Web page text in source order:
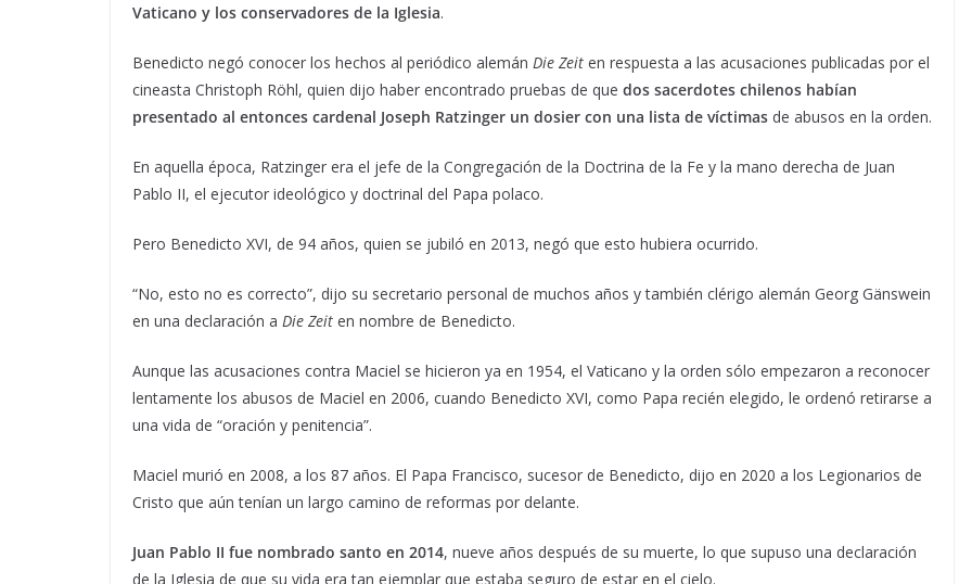
Vaticano y los conservadores de la Iglesia.
Benedicto negó conocer los hechos al periódico alemán Die Zeit en respuesta a las acusaciones publicadas por el
cineasta Christoph Röhl, quien dijo haber encontrado pruebas de que dos sacerdotes chilenos habían
presentado al entonces cardenal Joseph Ratzinger un dosier con una lista de víctimas de abusos en la orden.
En aquella época, Ratzinger era el jefe de la Congregación de la Doctrina de la Fe y la mano derecha de Juan
Pablo II, el ejecutor ideológico y doctrinal del Papa polaco.
Pero Benedicto XVI, de 94 años, quien se jubiló en 2013, negó que esto hubiera ocurrido.
“No, esto no es correcto”, dijo su secretario personal de muchos años y también clérigo alemán Georg Gänswein
en una declaración a Die Zeit en nombre de Benedicto.
Aunque las acusaciones contra Maciel se hicieron ya en 1954, el Vaticano y la orden sólo empezaron a reconocer
lentamente los abusos de Maciel en 2006, cuando Benedicto XVI, como Papa recién elegido, le ordenó retirarse a
una vida de “oración y penitencia”.
Maciel murió en 2008, a los 87 años. El Papa Francisco, sucesor de Benedicto, dijo en 2020 a los Legionarios de
Cristo que aún tenían un largo camino de reformas por delante.
Juan Pablo II fue nombrado santo en 2014, nueve años después de su muerte, lo que supuso una declaración
de la Iglesia de que su vida era tan ejemplar que estaba seguro de estar en el cielo.